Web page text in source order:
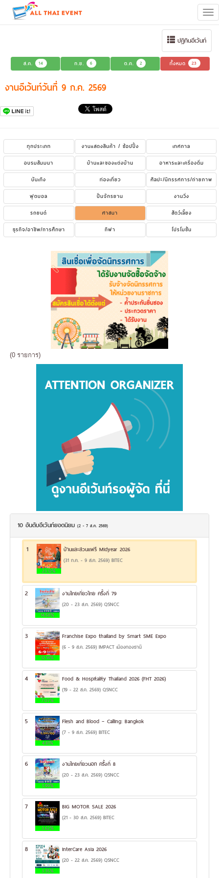
ปฏิทินอีเว้นท์
ส.ค. 14 ก.ย. 6 ต.ค. 2 ทั้งหมด 23
งานอีเว้นท์วันที่ 9 ก.ค. 2569
ทุกประเภท งานแสดงสินค้า / ช้อปปิ้ง
เทศกาล
อบรมสัมมนา
บ้านและของแต่งบ้าน
อาหารและเครื่องดื่ม
บันเทิง
ท่องเที่ยว
ศิลปะ/นิทรรศการ/ถ่ายภาพ
ฟุตบอล
ปั่นจักรยาน
งานวิ่ง
รถยนต์
ศาสนา
สัตว์เลี้ยง
ธุรกิจ/อาชีพ/การศึกษา
กีฬา โปรโมชั่น
(0 รายการ)
10 อันดับอีเว้นท์ยอดนิยม (2 - 7 ส.ค. 2569)
1
23.12%
บ้านและสวนแฟร์ Midyear 2026
(31 ก.ค. - 9 ส.ค. 2569) BITEC
2
14.58%
งานไทยเที่ยวไทย ครั้งที่ 79
(20 - 23 ส.ค. 2569) QSNCC
3
12.14%
Franchise Expo thailand by Smart SME Expo
(6 - 9 ส.ค. 2569) IMPACT เมืองทองธานี
4
7.07%
Food & Hospitality Thailand 2026 (FHT 2026)
(19 - 22 ส.ค. 2569) QSNCC
5
4.81%
Flesh and Blood – Calling: Bangkok
(7 - 9 ส.ค. 2569) BITEC
6
3.99%
งานไทยเที่ยวนอก ครั้งที่ 8
(20 - 23 ส.ค. 2569) QSNCC
7
3.62%
BIG MOTOR SALE 2026
(21 - 30 ส.ค. 2569) BITEC
8
3.35%
InterCare Asia 2026
(20 - 22 ส.ค. 2569) QSNCC